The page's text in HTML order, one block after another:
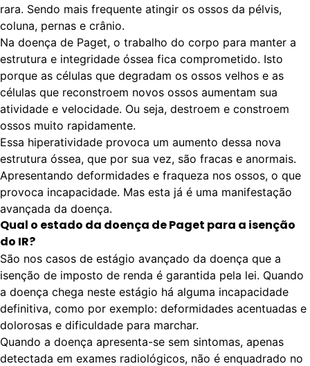
rara. Sendo mais frequente atingir os ossos da pélvis,
coluna, pernas e crânio.
Na doença de Paget, o trabalho do corpo para manter a
estrutura e integridade óssea fica comprometido. Isto
porque as células que degradam os ossos velhos e as
células que reconstroem novos ossos aumentam sua
atividade e velocidade. Ou seja, destroem e constroem
ossos muito rapidamente.
Essa hiperatividade provoca um aumento dessa nova
estrutura óssea, que por sua vez, são fracas e anormais.
Apresentando deformidades e fraqueza nos ossos, o que
provoca incapacidade. Mas esta já é uma manifestação
avançada da doença.
Qual o estado da doença de Paget para a isenção
do IR?
São nos casos de estágio avançado da doença que a
isenção de imposto de renda é garantida pela lei. Quando
a doença chega neste estágio há alguma incapacidade
definitiva, como por exemplo: deformidades acentuadas e
dolorosas e dificuldade para marchar.
Quando a doença apresenta-se sem sintomas, apenas
detectada em exames radiológicos, não é enquadrado no